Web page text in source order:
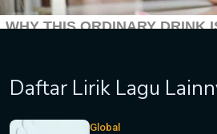
Daftar Lirik Lagu
Global